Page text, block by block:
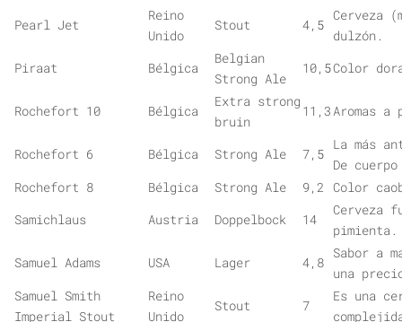
Pearl Jet
Reino
Unido
Stout 4,5
Cerveza
dulzón.
Piraat
Bélgica
Belgian
Strong Ale
10,5Color
Rochefort 10 Bélgica
Extra strong
bruin
11,3Aromas
Rochefort 6 Bélgica Strong Ale 7,5
La más
De
Rochefort 8
Bélgica Strong Ale 9,2 Color
Samichlaus
Austria Doppelbock 14
Cerveza
pimienta.
Samuel Adams
USA Lager 4,8
Sabor a
una
Samuel Smith
Imperial Stout
Reino
Unido
Stout 7
Es una